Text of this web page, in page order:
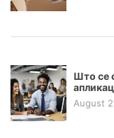
Што се
August